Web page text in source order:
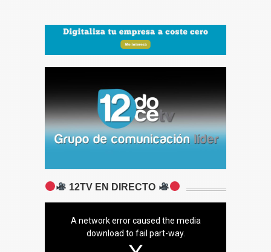
12TV EN DIRECTO
A network error caused the media
download to fail part-way.